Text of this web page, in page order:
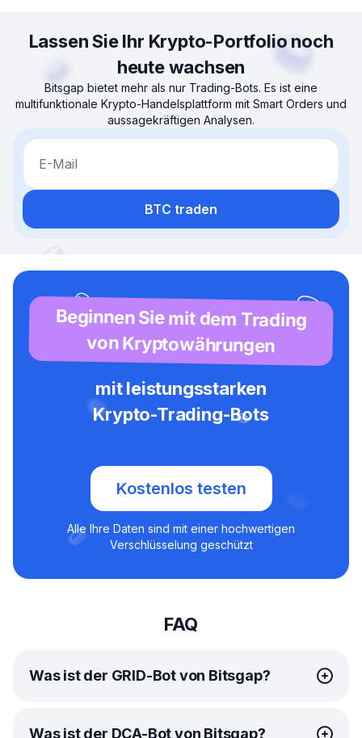
Lassen Sie Ihr Krypto-Portfolio noch
heute wachsen
Bitsgap bietet mehr als nur Trading-Bots. Es ist eine
multifunktionale Krypto-Handelsplattform mit Smart Orders und
aussagekräftigen Analysen.
E-Mail
BTC traden
Beginnen Sie mit dem Trading
von Kryptowährungen
mit leistungsstarken
Krypto-Trading-Bots
Kostenlos testen
Alle Ihre Daten sind mit einer hochwertigen
Verschlüsselung geschützt
FAQ
Was ist der GRID-Bot von Bitsgap?
Der GRID-Bot
von Bitsgap ist ein fortschrittliches
Was ist der DCA-Bot von Bitsgap?